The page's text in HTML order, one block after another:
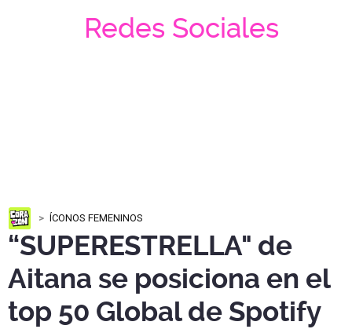
Redes Sociales
ÍCONOS FEMENINOS
“SUPERESTRELLA" de
Aitana se posiciona en el
top 50 Global de Spotify